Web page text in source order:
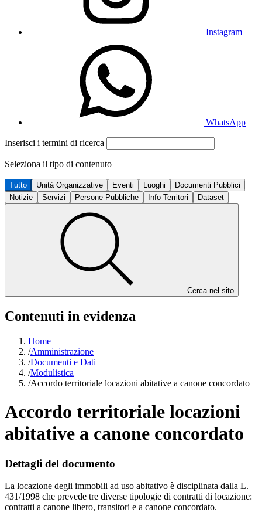
Instagram
WhatsApp
Inserisci i termini di ricerca
Seleziona il tipo di contenuto
Tutto Unità Organizzative Eventi Luoghi
Documenti Pubblici
Notizie
Servizi Persone Pubbliche Info Territori Dataset
Cerca nel sito
Contenuti in evidenza
Home
/Amministrazione
/Documenti e Dati
/Modulistica
/Accordo territoriale locazioni abitative a canone concordato
Accordo territoriale locazioni
abitative a canone concordato
Dettagli del documento
La locazione degli immobili ad uso abitativo è disciplinata dalla L.
431/1998 che prevede tre diverse tipologie di contratti di locazione:
contratti a canone libero, transitori e a canone concordato.